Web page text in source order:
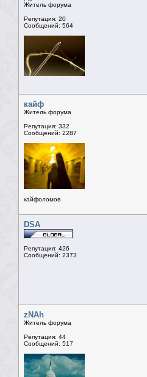
Житель форума
Репутация: 20
Сообщений: 564
кайф
Житель форума
Репутация: 332
Сообщений: 2287
кайфоломов
DSA
Репутация: 426
Сообщений: 2373
zNAh
Житель форума
Репутация: 44
Сообщений: 517